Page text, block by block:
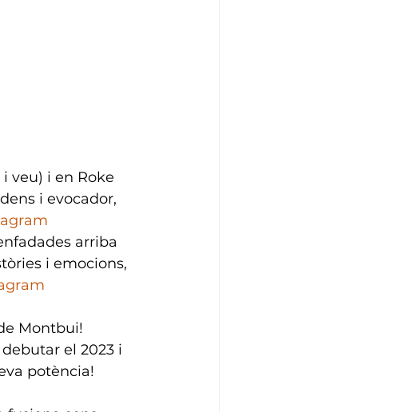
veu) i en Roke
i evocador,
arriba
i emocions,
Montbui!
el 2023 i
potència!